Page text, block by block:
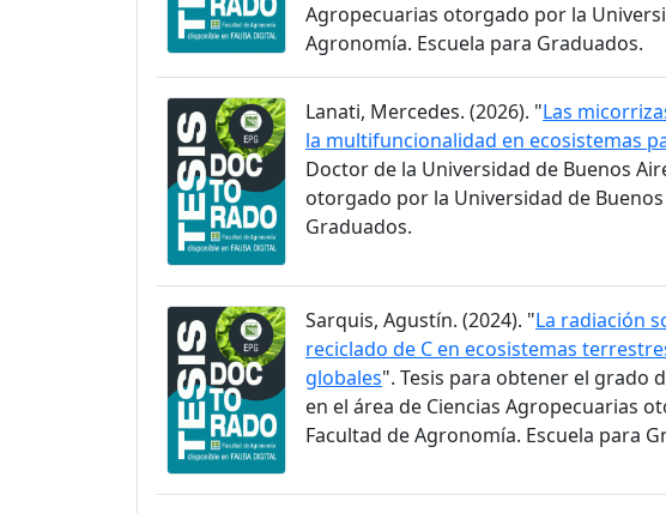
Agropecuarias otorgado por la
Agronomía. Escuela para Graduados.
Lanati, Mercedes. (2026). "Las
la multifuncionalidad en ecosistemas
Doctor de la Universidad de Buenos
otorgado por la Universidad de
Graduados.
Sarquis, Agustín. (2024). "La radiación
reciclado de C en ecosistemas
globales". Tesis para obtener el grado
en el área de Ciencias Agropecuarias
Facultad de Agronomía. Escuela para